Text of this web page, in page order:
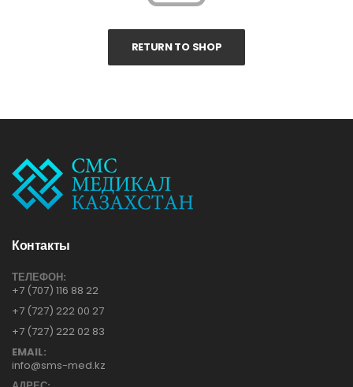
RETURN TO SHOP
Контакты
ТЕЛЕФОН:
+7 (707) 116 88 22
+7 (727) 222 00 27
+7 (727) 222 02 83
EMAIL:
info@sms-med.kz